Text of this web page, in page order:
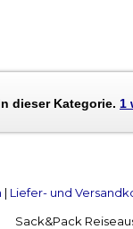
dieser Kategorie. 1
| Liefer- und
Sack&Pack